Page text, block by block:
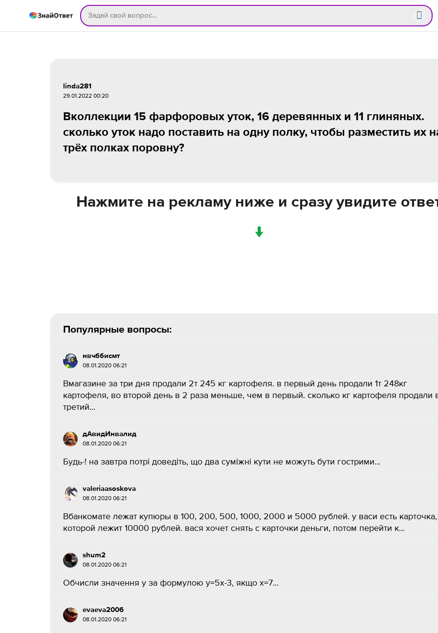
linda281
29.01.2022 00:20
Вколлекции 15 фарфоровых уток, 16 деревянных и 11 глиняных.
сколько уток надо поставить на одну полку, чтобы разместить их
трёх полках поровну?
Нажмите на рекламу ниже и сразу увидите
↓
Популярные вопросы:
нвчббисмт
08.01.2020 06:21
Вмагазине за три дня продали 2т 245 кг картофеля. в первый день продали 1т 248кг
картофеля, во второй день в 2 раза меньше, чем в первый. сколько кг картофеля продали
третий...
дАвидИнвалид
08.01.2020 06:21
Будь-! на завтра потрі доведіть, що два суміжні кути не можуть бути гострими...
valeriaasoskova
08.01.2020 06:21
Вбанкомате лежат купюры в 100, 200, 500, 1000, 2000 и 5000 рублей. у васи есть
которой лежит 10000 рублей. вася хочет снять с карточки деньги, потом перейти к...
shum2
08.01.2020 06:21
Обчисли значення y за формулою y=5x-3, якщо x=7...
evaeva2006
08.01.2020 06:21